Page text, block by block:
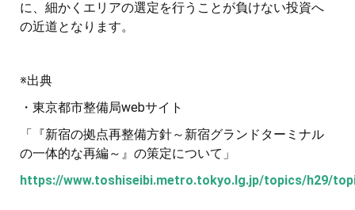
に、細かくエリアの選定を行うことが負けない投資へ
の近道となります。
※出典
・東京都市整備局webサイト
「『新宿の拠点再整備方針～新宿グランドターミナル
の一体的な再編～』の策定について」
https://www.toshiseibi.metro.tokyo.lg.jp/topics/h29/